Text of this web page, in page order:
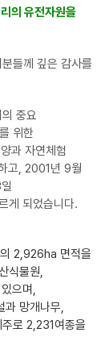
의 유전자원을
들께 깊은 감사를
중요
위한
과 자연체험
고, 2001년 9월
게 되었습니다.
2,926ha 면적을
식물원,
으며,
과 망개나무,
로 2,231여종을